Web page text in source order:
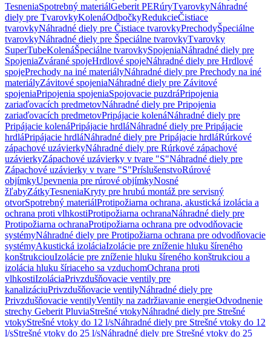
TesneniaSpotrebný materiálGeberit PERúryTvarovkyNáhradné
diely pre TvarovkyKolenáOdbočkyRedukcieČistiace
tvarovkyNáhradné diely pre Čistiace tvarovkyPrechodyŠpeciálne
tvarovkyNáhradné diely pre Špeciálne tvarovkyTvarovky
SuperTubeKolenáŠpeciálne tvarovkySpojeniaNáhradné diely pre
SpojeniaZvárané spojeHrdlové spojeNáhradné diely pre Hrdlové
spojePrechody na iné materiályNáhradné diely pre Prechody na iné
materiályZávitové spojeniaNáhradné diely pre Závitové
spojeniaPripojenia spojeniaSpojovacie puzdráPripojenia
zariaďovacích predmetovNáhradné diely pre Pripojenia
zariaďovacích predmetovPripájacie kolenáNáhradné diely pre
Pripájacie kolenáPripájacie hrdláNáhradné diely pre Pripájacie
hrdláPripájacie hrdláNáhradné diely pre Pripájacie hrdláRúrkové
zápachové uzávierkyNáhradné diely pre Rúrkové zápachové
uzávierkyZápachové uzávierky v tvare "S"Náhradné diely pre
Zápachové uzávierky v tvare "S"PríslušenstvoRúrové
objímkyUpevnenia pre rúrové objímkyNosné
žľabyZátkyTesneniaKryty pre hrubú montáž pre servisný
otvorSpotrebný materiálProtipožiarna ochrana, akustická izolácia a
ochrana proti vlhkostiProtipožiarna ochranaNáhradné diely pre
Protipožiarna ochranaProtipožiarna ochrana pre odvodňovacie
systémyNáhradné diely pre Protipožiarna ochrana pre odvodňovacie
systémyAkustická izoláciaIzolácie pre zníženie hluku šíreného
konštrukciouIzolácie pre zníženie hluku šíreného konštrukciou a
izolácia hluku šíriaceho sa vzduchomOchrana proti
vlhkostiIzoláciaPrivzdušňovacie ventily pre
kanalizáciuPrivzdušňovacie ventilyNáhradné diely pre
Privzdušňovacie ventilyVentily na zadržiavanie energieOdvodnenie
strechy Geberit PluviaStrešné vtokyNáhradné diely pre Strešné
vtokyStrešné vtoky do 12 l/sNáhradné diely pre Strešné vtoky do 12
l/sStrešné vtoky do 25 l/sNáhradné diely pre Strešné vtoky do 25